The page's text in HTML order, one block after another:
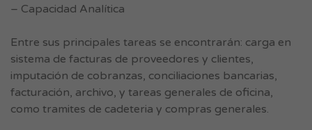
– Capacidad Analítica
Entre sus principales tareas se encontrarán: carga en
sistema de facturas de proveedores y clientes,
imputación de cobranzas, conciliaciones bancarias,
facturación, archivo, y tareas generales de oficina,
como tramites de cadeteria y compras generales.